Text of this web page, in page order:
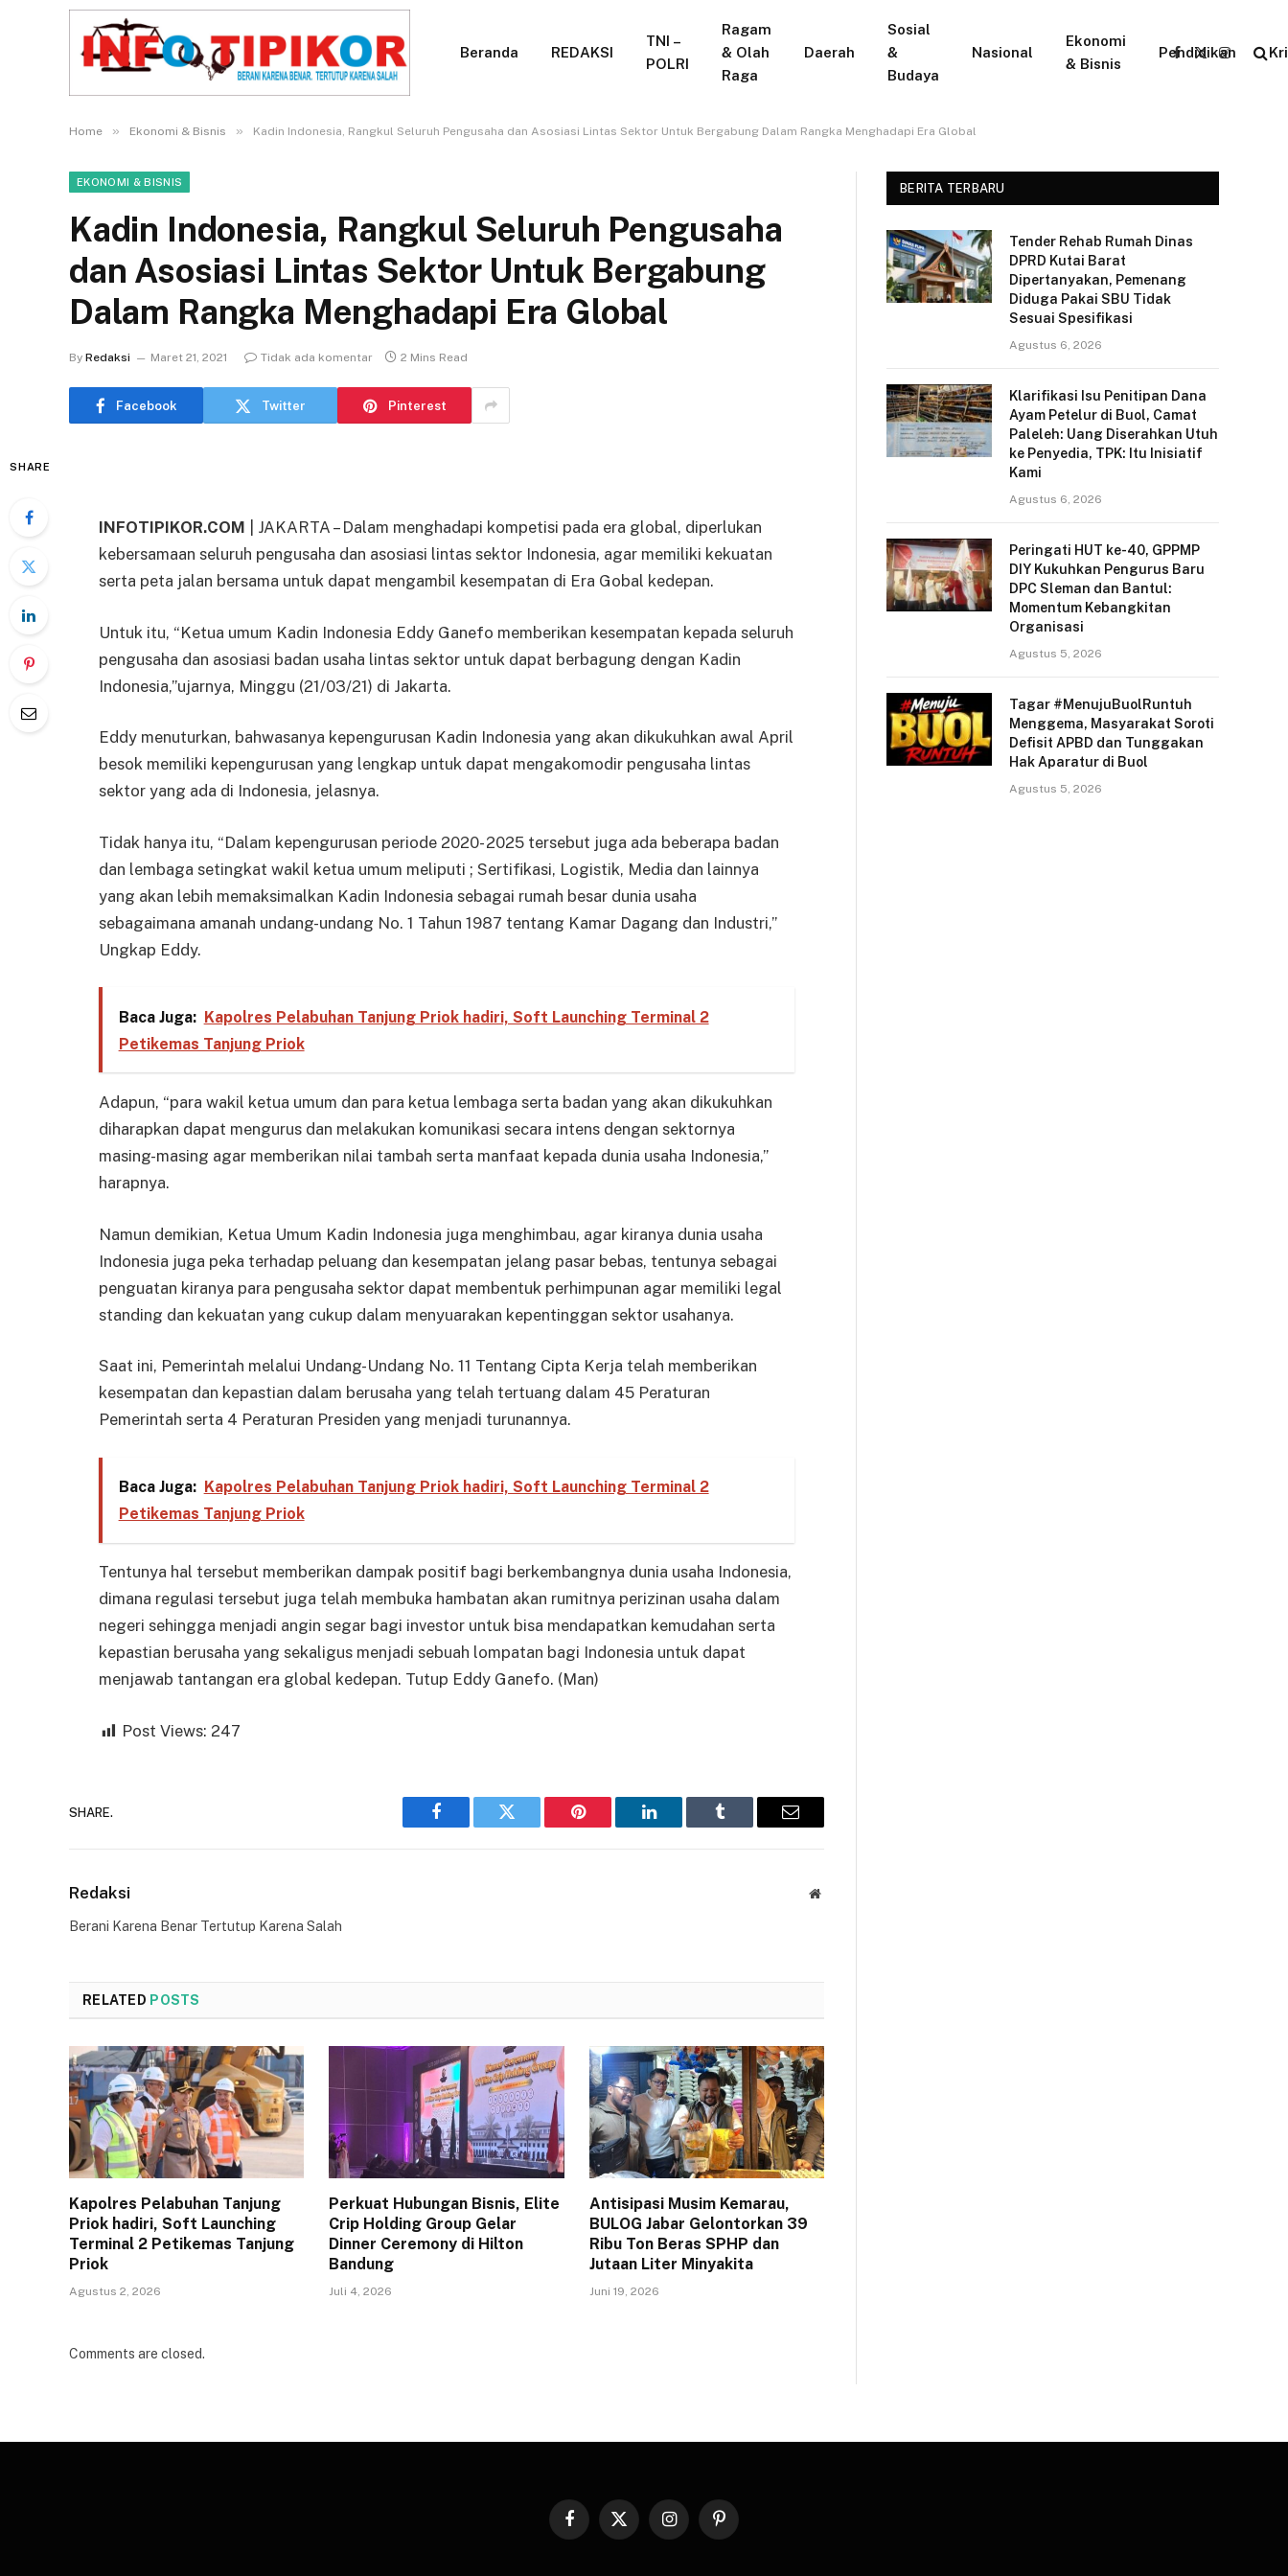
Beranda REDAKSI
TNI –
POLRI
Ragam
& Olah
Raga
Daerah
Sosial
&
Budaya
Nasional
Ekonomi
& Bisnis
Pendidikan
Facebook
X
Instagram
Home » Ekonomi & Bisnis » Kadin Indonesia, Rangkul Seluruh Pengusaha dan Asosiasi Lintas Sektor Untuk Bergabung Dalam Rangka Menghadapi Era Global
EKONOMI & BISNIS
Kadin Indonesia, Rangkul Seluruh Pengusaha
dan Asosiasi Lintas Sektor Untuk Bergabung
Dalam Rangka Menghadapi Era Global
By Redaksi Maret 21, 2021 Tidak ada komentar 2 Mins Read
Facebook Twitter Pinterest
SHARE
INFOTIPIKOR.COM
| JAKARTA – Dalam menghadapi kompetisi pada era global, diperlukan
kebersamaan seluruh pengusaha dan asosiasi lintas sektor Indonesia, agar memiliki kekuatan
serta peta jalan bersama untuk dapat mengambil kesempatan di Era Gobal kedepan.
Untuk itu, “Ketua umum Kadin Indonesia Eddy Ganefo memberikan kesempatan kepada seluruh
pengusaha dan asosiasi badan usaha lintas sektor untuk dapat berbagung dengan Kadin
Indonesia,”ujarnya, Minggu (21/03/21) di Jakarta.
Eddy menuturkan, bahwasanya kepengurusan Kadin Indonesia yang akan dikukuhkan awal April
besok memiliki kepengurusan yang lengkap untuk dapat mengakomodir pengusaha lintas
sektor yang ada di Indonesia, jelasnya.
Tidak hanya itu, “Dalam kepengurusan periode 2020- 2025 tersebut juga ada beberapa badan
dan lembaga setingkat wakil ketua umum meliputi ; Sertifikasi, Logistik, Media dan lainnya
yang akan lebih memaksimalkan Kadin Indonesia sebagai rumah besar dunia usaha
sebagaimana amanah undang-undang No. 1 Tahun 1987 tentang Kamar Dagang dan Industri,”
Ungkap Eddy.
Baca Juga: Kapolres Pelabuhan Tanjung Priok hadiri, Soft Launching Terminal 2
Petikemas Tanjung Priok
Adapun, “para wakil ketua umum dan para ketua lembaga serta badan yang akan dikukuhkan
diharapkan dapat mengurus dan melakukan komunikasi secara intens dengan sektornya
masing-masing agar memberikan nilai tambah serta manfaat kepada dunia usaha Indonesia,”
harapnya.
Namun demikian, Ketua Umum Kadin Indonesia juga menghimbau, agar kiranya dunia usaha
Indonesia juga peka terhadap peluang dan kesempatan jelang pasar bebas, tentunya sebagai
penguatan kiranya para pengusaha sektor dapat membentuk perhimpunan agar memiliki legal
standing dan kekuatan yang cukup dalam menyuarakan kepentinggan sektor usahanya.
Saat ini, Pemerintah melalui Undang-Undang No. 11 Tentang Cipta Kerja telah memberikan
kesempatan dan kepastian dalam berusaha yang telah tertuang dalam 45 Peraturan
Pemerintah serta 4 Peraturan Presiden yang menjadi turunannya.
Baca Juga:
Kapolres Pelabuhan Tanjung Priok hadiri, Soft Launching Terminal 2
Petikemas Tanjung Priok
Tentunya hal tersebut memberikan dampak positif bagi berkembangnya dunia usaha Indonesia,
dimana regulasi tersebut juga telah membuka hambatan akan rumitnya perizinan usaha dalam
negeri sehingga menjadi angin segar bagi investor untuk bisa mendapatkan kemudahan serta
kepastian berusaha yang sekaligus menjadi sebuah lompatan bagi Indonesia untuk dapat
menjawab tantangan era global kedepan. Tutup Eddy Ganefo. (Man)
Post Views: 247
SHARE.
Facebook Twitter Pinterest LinkedIn Tumblr Email
Redaksi Website
Berani Karena Benar Tertutup Karena Salah
RELATED POSTS
Kapolres Pelabuhan Tanjung
Priok hadiri, Soft Launching
Terminal 2 Petikemas Tanjung
Priok
Agustus 2, 2026
Perkuat Hubungan Bisnis, Elite
Crip Holding Group Gelar
Dinner Ceremony di Hilton
Bandung
Juli 4, 2026
Antisipasi Musim Kemarau,
BULOG Jabar Gelontorkan 39
Ribu Ton Beras SPHP dan
Jutaan Liter Minyakita
Juni 19, 2026
Comments are closed.
BERITA TERBARU
Tender Rehab Rumah Dinas
DPRD Kutai Barat
Dipertanyakan, Pemenang
Diduga Pakai SBU Tidak
Sesuai Spesifikasi
Agustus 6, 2026
Klarifikasi Isu Penitipan Dana
Ayam Petelur di Buol, Camat
Paleleh: Uang Diserahkan Utuh
ke Penyedia, TPK: Itu Inisiatif
Kami
Agustus 6, 2026
Peringati HUT ke-40, GPPMP
DIY Kukuhkan Pengurus Baru
DPC Sleman dan Bantul:
Momentum Kebangkitan
Organisasi
Agustus 5, 2026
Tagar #MenujuBuolRuntuh
Menggema, Masyarakat Soroti
Defisit APBD dan Tunggakan
Hak Aparatur di Buol
Agustus 5, 2026
Facebook
X
InstagramPinterest